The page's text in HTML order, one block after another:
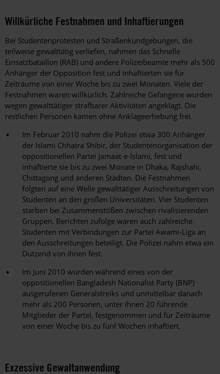
Willkürliche Festnahmen und Inhaftierungen
Bei Studentenprotesten und Straßenkundgebungen, die
teilweise gewalttätig verliefen, nahmen das Schnelle
Einsatzbataillon (RAB) und andere Polizeibeamte mehr als 500
Anhänger der Opposition fest und inhaftierten sie für
Zeiträume von einer Woche bis zu zwei Monaten. Viele der
Festnahmen waren willkürlich. Zahlreiche Gefangene wurden
wegen gewalttätiger strafbarer Aktivitäten angeklagt. Die
restlichen Personen kamen ohne Anklageerhebung frei.
Im Februar 2010 nahm die Polizei etwa 300 Anhänger
der Islami Chhatra Shibir, der Studentenorganisation der
oppositionellen Partei Jamaat-e-Islami, fest und
inhaftierte sie bis zu zwei Monate in Dhaka, Rajshahi,
Chittagong und anderen Städten. Die Festnahmen
folgten auf eine Welle gewalttätiger Ausschreitungen von
Studenten an den großen Universitäten. Vier Studenten
starben bei Zusammenstößen zwischen rivalisierenden
Gruppen. Berichten zufolge waren auch zahlreiche
Studenten mit Verbindungen zur Partei Awami-Liga an
den Ausschreitungen beteiligt. Die Polizei nahm etwa ein
Dutzend von ihnen fest.
Im Juni 2010 wurden während eines von der
oppositionellen Bangladesh Nationalist Party (BNP)
ausgerufenen Generalstreiks und unmittelbar danach
mehr als 200 Personen, unter ihnen 20 führende
Mitglieder der Partei, festgenommen und für Zeiträume
von einer Woche bis zu fünf Wochen inhaftiert.
Exzessive Gewaltanwendung